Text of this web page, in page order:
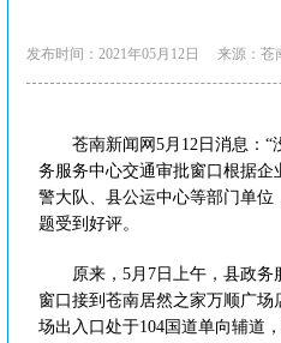
发布时间：2021年05月12日 来源：苍
苍南新闻网5月12日消息：“
务服务中心交通审批窗口根据
警大队、县公运中心等部门单
题受到好评。
原来，5月7日上午，县政务
窗口接到苍南居然之家万顺广
场出入口处于104国道单向辅道